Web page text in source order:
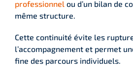
professionnel ou d’un bilan de
même structure.
Cette continuité évite les
l’accompagnement et permet
fine des parcours individuels.